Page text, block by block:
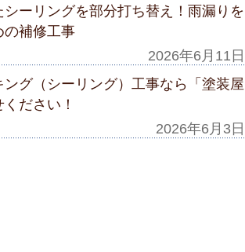
ーリングを部分打ち替え！雨漏りを
の補修工事
2026年6月11日
グ（シーリング）工事なら「塗装屋
ださい！
2026年6月3日